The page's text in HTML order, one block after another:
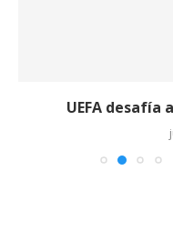
UEFA desafía